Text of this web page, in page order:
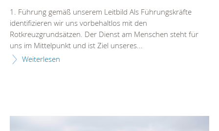
1. Führung gemäß unserem Leitbild Als Führungskräfte
identifizieren wir uns vorbehaltlos mit den
Rotkreuzgrundsätzen. Der Dienst am Menschen steht für
uns im Mittelpunkt und ist Ziel unseres...
Weiterlesen